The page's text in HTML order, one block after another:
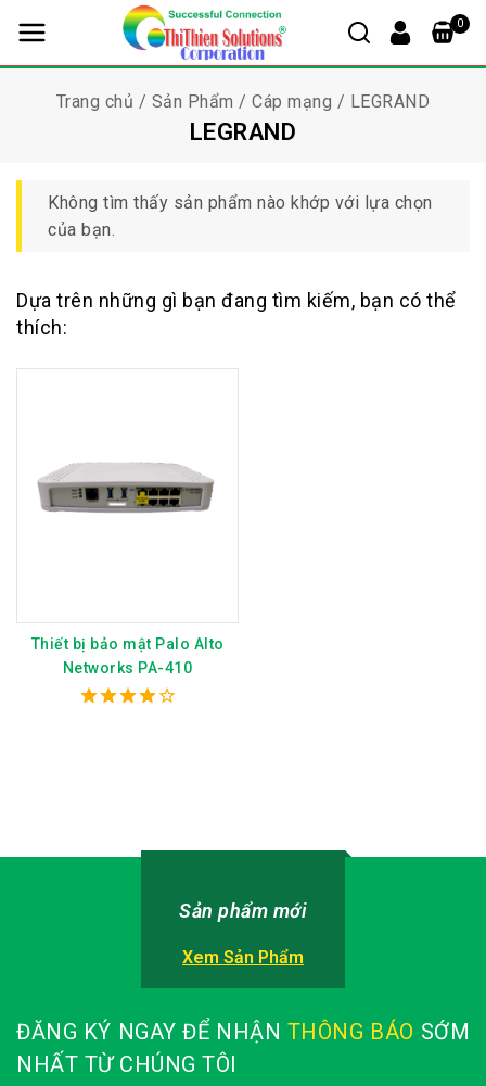
0
Trang chủ / Sản Phẩm / Cáp mạng / LEGRAND
LEGRAND
Không tìm thấy sản phẩm nào khớp với lựa chọn
của bạn.
Dựa trên những gì bạn đang tìm kiếm, bạn có thể
thích:
Thiết bị bảo mật Palo Alto
Networks PA-410
Sản phẩm mới
Xem Sản Phẩm
ĐĂNG KÝ NGAY ĐỂ NHẬN THÔNG BÁO SỚM
NHẤT TỪ CHÚNG TÔI